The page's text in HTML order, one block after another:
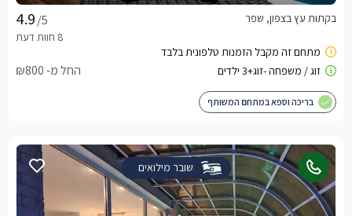
/5 בקתות עץ בצפון, שפר
החל מ- ₪800
בריכה וספא במתחם המשותף
שובר מילואים